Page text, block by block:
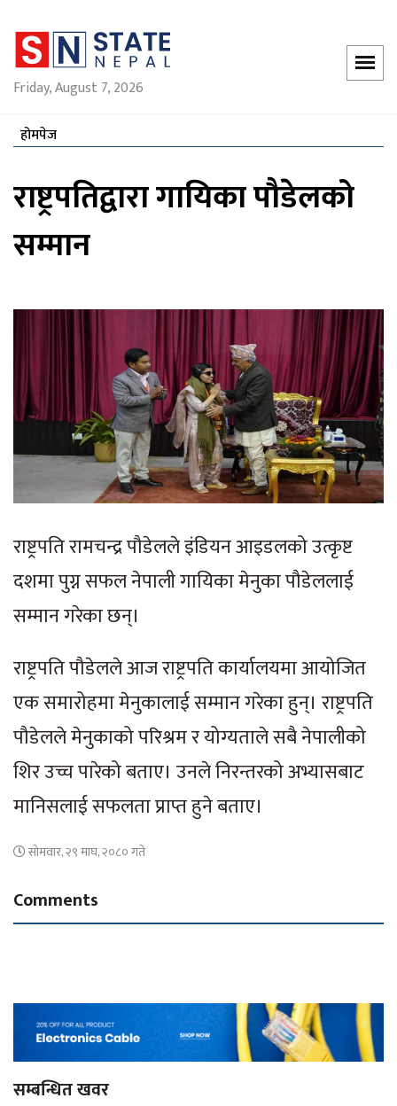
Friday, August 7, 2026
होमपेज
राष्ट्रपतिद्वारा गायिका पौडेलको
सम्मान
राष्ट्रपति रामचन्द्र पौडेलले इंडियन आइडलको उत्कृष्ट
दशमा पुग्न सफल नेपाली गायिका मेनुका पौडेललाई
सम्मान गरेका छन्।
राष्ट्रपति पौडेलले आज राष्ट्रपति कार्यालयमा आयोजित
एक समारोहमा मेनुकालाई सम्मान गरेका हुन्। राष्ट्रपति
पौडेलले मेनुकाको परिश्रम र योग्यताले सबै नेपालीको
शिर उच्च पारेको बताए। उनले निरन्तरको अभ्यासबाट
मानिसलाई सफलता प्राप्त हुने बताए।
सोमवार, २९ माघ, २०८० गते
Comments
सम्बन्धित खवर